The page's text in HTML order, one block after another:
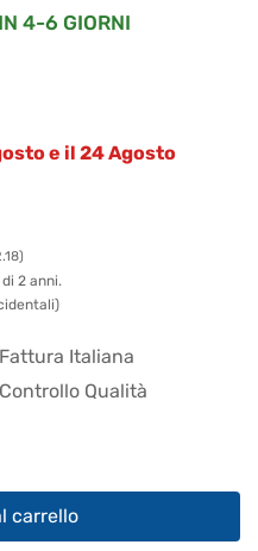
4-6 GIORNI
e il 24 Agosto
)
2 anni.
Fattura Italiana
Controllo Qualità
carrello